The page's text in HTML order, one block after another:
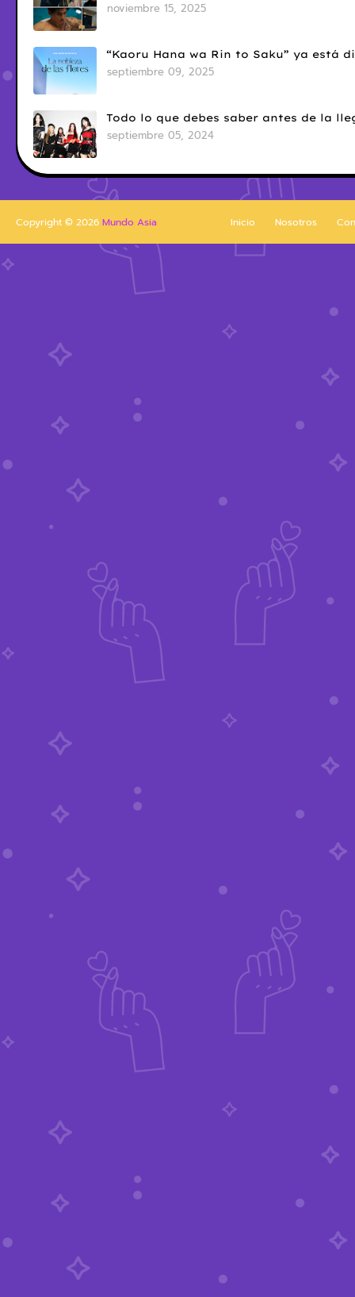
noviembre 15, 2025
“Kaoru Hana wa Rin to Saku” ya está
septiembre 09, 2025
Todo lo que debes saber antes de la
septiembre 05, 2024
Inicio Nosotros
Copyright © 2026 Mundo Asia